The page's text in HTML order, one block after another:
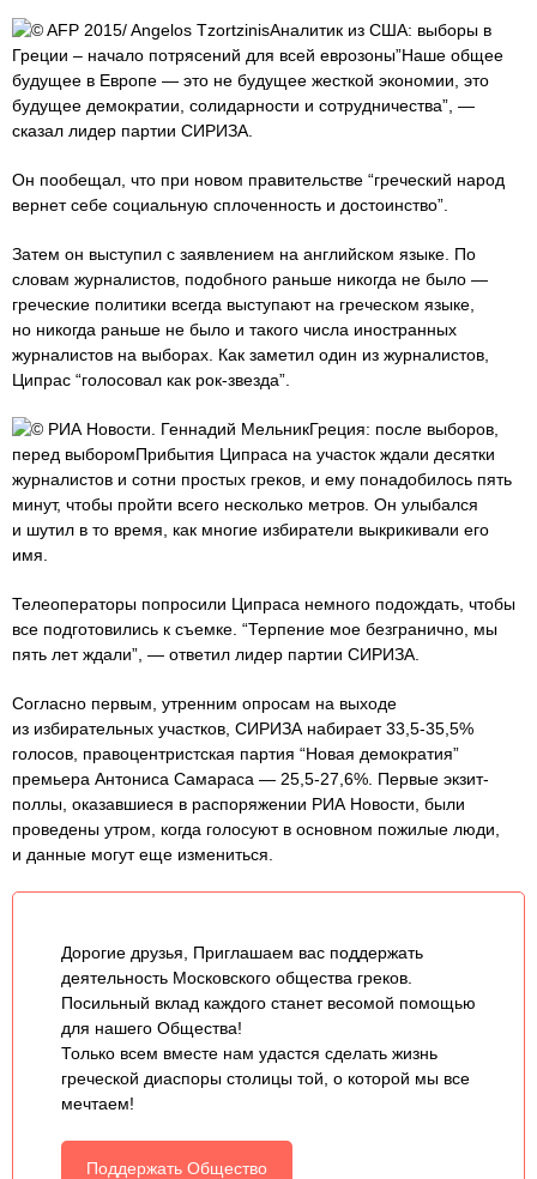
© AFP 2015/ Angelos TzortzinisАналитик из США: выборы в
Греции – начало потрясений для всей еврозоны”Наше общее
будущее в Европе — это не будущее жесткой экономии, это
будущее демократии, солидарности и сотрудничества”, —
сказал лидер партии СИРИЗА.
Он пообещал, что при новом правительстве “греческий народ
вернет себе социальную сплоченность и достоинство”.
Затем он выступил с заявлением на английском языке. По
словам журналистов, подобного раньше никогда не было —
греческие политики всегда выступают на греческом языке,
но никогда раньше не было и такого числа иностранных
журналистов на выборах. Как заметил один из журналистов,
Ципрас “голосовал как рок-звезда”.
© РИА Новости. Геннадий МельникГреция: после выборов,
перед выборомПрибытия Ципраса на участок ждали десятки
журналистов и сотни простых греков, и ему понадобилось пять
минут, чтобы пройти всего несколько метров. Он улыбался
и шутил в то время, как многие избиратели выкрикивали его
имя.
Телеоператоры попросили Ципраса немного подождать, чтобы
все подготовились к съемке. “Терпение мое безгранично, мы
пять лет ждали”, — ответил лидер партии СИРИЗА.
Согласно первым, утренним опросам на выходе
из избирательных участков, СИРИЗА набирает 33,5-35,5%
голосов, правоцентристская партия “Новая демократия”
премьера Антониса Самараса — 25,5-27,6%. Первые экзит-
поллы, оказавшиеся в распоряжении РИА Новости, были
проведены утром, когда голосуют в основном пожилые люди,
и данные могут еще измениться.
Дорогие друзья, Приглашаем вас поддержать
деятельность Московского общества греков.
Посильный вклад каждого станет весомой помощью
для нашего Общества!
Только всем вместе нам удастся сделать жизнь
греческой диаспоры столицы той, о которой мы все
мечтаем!
Поддержать Общество